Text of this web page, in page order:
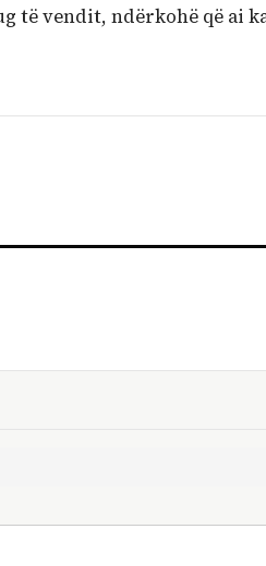
të vendit, ndërkohë që ai